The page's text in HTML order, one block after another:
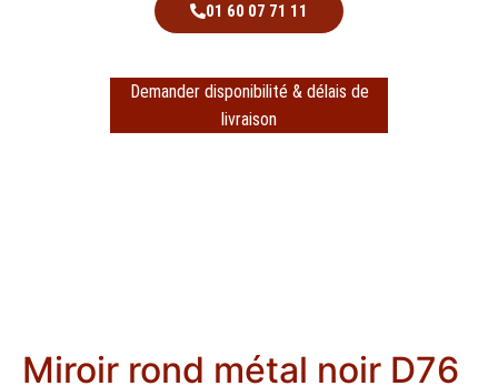
01 60 07 71 11
Demander disponibilité & délais de
livraison
Miroir rond métal noir D76